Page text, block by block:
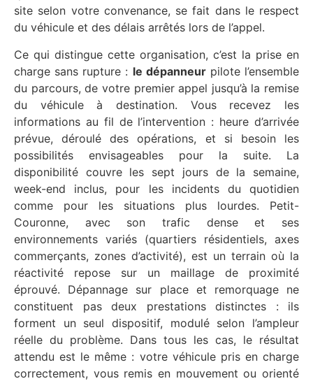
site selon votre convenance, se fait dans le respect
du véhicule et des délais arrêtés lors de l’appel.
Ce qui distingue cette organisation, c’est la prise en
charge sans rupture : le dépanneurpilote l’ensemble
du parcours, de votre premier appel jusqu’à la remise
du véhicule à destination. Vous recevez les
informations au fil de l’intervention : heure d’arrivée
prévue, déroulé des opérations, et si besoin les
possibilités envisageables pour la suite. La
disponibilité couvre les sept jours de la semaine,
week-end inclus, pour les incidents du quotidien
comme pour les situations plus lourdes. Petit-
Couronne, avec son trafic dense et ses
environnements variés (quartiers résidentiels, axes
commerçants, zones d’activité), est un terrain où la
réactivité repose sur un maillage de proximité
éprouvé. Dépannage sur place et remorquage ne
constituent pas deux prestations distinctes : ils
forment un seul dispositif, modulé selon l’ampleur
réelle du problème. Dans tous les cas, le résultat
attendu est le même : votre véhicule pris en charge
correctement, vous remis en mouvement ou orienté